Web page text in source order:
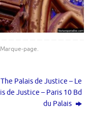
Marque-page.
The Palais de Justice – Le
de Justice – Paris 10 Bd
du Palais